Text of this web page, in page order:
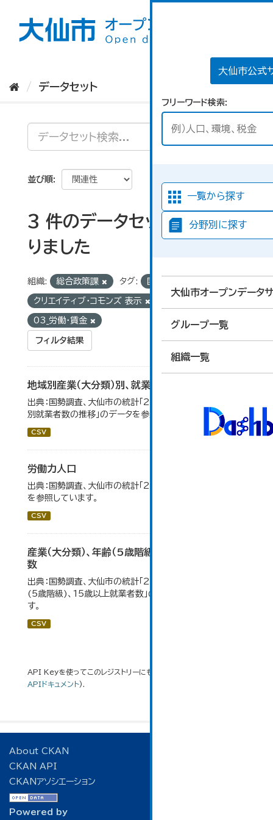
大仙市公式
フリーワード検索
一覧から探す
分野別に探す
大仙市オープンデータ
グループ一覧
組織一覧
データセット
並び順
3 件のデータセットが見つか
りました
組織: 総合政策課 タグ: 国勢調査
クリエイティブ・コモンズ 表示
03_労働・賃金
フィルタ結果
地域別産業（大分類）別、就業者数
出典：国勢調査、大仙市の統計「2-8 地域別産業（大分類）
別就業者数の推移」のデータを参照しています。
CSV
労働力人口
出典：国勢調査、大仙市の統計「2-6 労働力人口」のデータ
を参照しています。
CSV
産業（大分類）、年齢（5歳階級）、15歳以上就業者
数
出典：国勢調査、大仙市の統計「2-7 産業(大分類)、年齢
(5歳階級)、15歳以上就業者数」のデータを参照していま
す。
CSV
API Keyを使ってこのレジストリーにもアクセス可能です
APIドキュメント).
About CKAN
CKAN API
CKANアソシエーション
Powered by